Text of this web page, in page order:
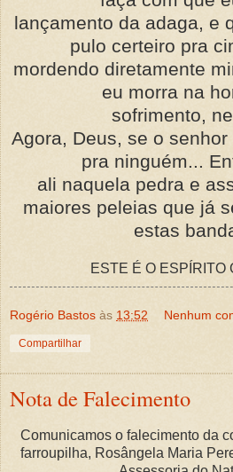
lançamento da adaga, e
pulo certeiro pra
mordendo diretamente
eu morra na
sofrimento,
Agora, Deus, se o
pra ninguém...
ali naquela pedra e
maiores peleias que já
estas
ESTE É O ESPÍRITO
Rogério Bastos às 13:52 Nenhum
Compartilhar
Nota de Falecimento
Comunicamos o falecimento da
farroupilha, Rosângela Maria